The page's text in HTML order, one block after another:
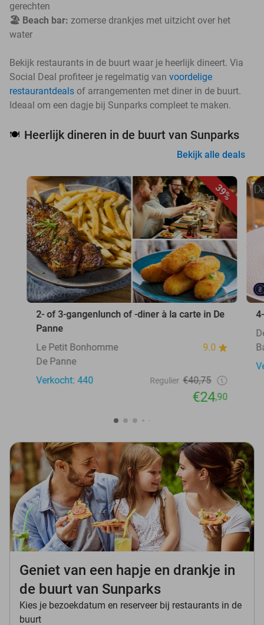
gerechten
🏖️ Beach bar: zomerse drankjes met uitzicht over het
water
Bekijk restaurants in de buurt waar je heerlijk dineert. Via
Social Deal profiteer je regelmatig van voordelige
restaurantdeals of arrangementen met diner in de buurt.
Ideaal om een dagje bij Sunparks compleet te maken.
🍽️ Heerlijk dineren in de buurt van Sunparks
Bekijk alle deals
39%
2- of 3-gangenlunch of -diner à la carte in De
Panne
Le Petit Bonhomme
9.0
De Panne
Verkocht: 440
Regulier €40,75
€24,90
Geniet van een hapje en drankje in
de buurt van Sunparks
Kies je bezoekdatum en reserveer bij restaurants in de
buurt